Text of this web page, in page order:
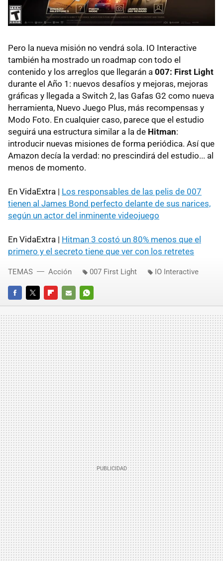
Pero la nueva misión no vendrá sola. IO Interactive
también ha mostrado un roadmap con todo el
contenido y los arreglos que llegarán a 007: First Light
durante el Año 1: nuevos desafíos y mejoras, mejoras
gráficas y llegada a Switch 2, las Gafas G2 como nueva
herramienta, Nuevo Juego Plus, más recompensas y
Modo Foto. En cualquier caso, parece que el estudio
seguirá una estructura similar a la de Hitman:
introducir nuevas misiones de forma periódica. Así que
Amazon decía la verdad: no prescindirá del estudio... al
menos de momento.
En VidaExtra | Los responsables de las pelis de 007
tienen al James Bond perfecto delante de sus narices,
según un actor del inminente videojuego
En VidaExtra | Hitman 3 costó un 80% menos que el
primero y el secreto tiene que ver con los retretes
FACEBOOKTWITTERFLIPBOARD
E-
MAIL
WHATSAPP
TEMAS Acción 007 First Light IO Interactive